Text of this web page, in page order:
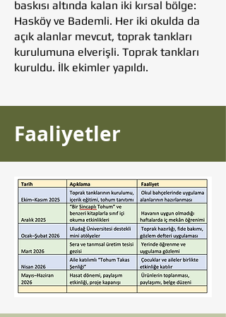
baskısı altında kalan iki kırsal bölge:
Hasköy ve Bademli. Her iki okulda da
açık alanlar mevcut, toprak tankları
kurulumuna elverişli. Toprak tankları
kuruldu. İlk ekimler yapıldı.
Faaliyetler